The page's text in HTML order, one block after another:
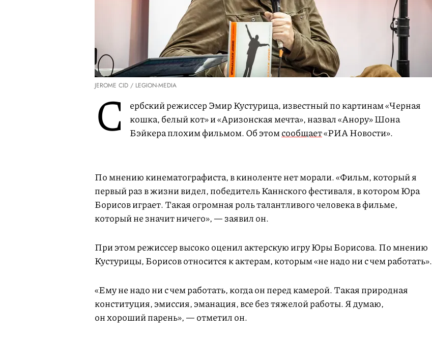
JEROME CID / LEGION-MEDIA
С
ербский режиссер Эмир Кустурица, известный по картинам «Черная
кошка, белый кот» и «Аризонская мечта», назвал «Анору» Шона
Бэйкера плохим фильмом. Об этомсообщает«РИА Новости».
По мнению кинематографиста, в киноленте нет морали. «Фильм, который я
первый раз в жизни видел, победитель Каннского фестиваля, в котором Юра
Борисов играет. Такая огромная роль талантливого человека в фильме,
который не значит ничего», — заявил он.
При этом режиссер высоко оценил актерскую игру Юры Борисова. По мнению
Кустурицы, Борисов относится к актерам, которым «не надо ни с чем работать».
«Ему не надо ни с чем работать, когда он перед камерой. Такая природная
конституция, эмиссия, эманация, все без тяжелой работы. Я думаю,
он хороший парень», — отметил он.